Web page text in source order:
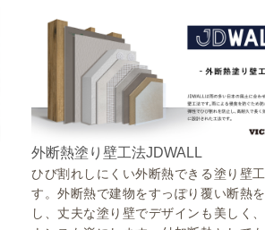
外断熱塗り壁工法JDWALL
ひび割れしにくい外断熱できる塗り壁
す。外断熱で建物をすっぽり覆い断熱
し、丈夫な塗り壁でデザインも美しく